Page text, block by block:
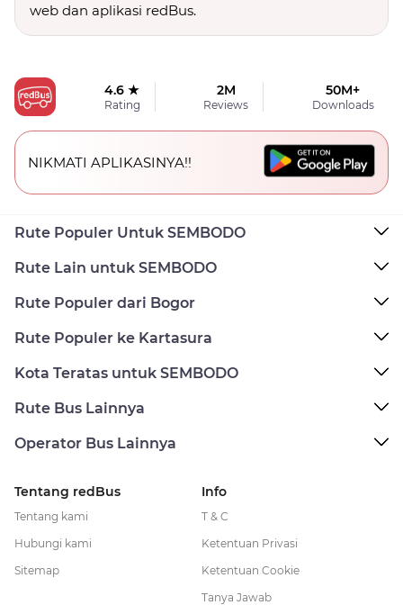
web dan aplikasi redBus.
4.6 ★
Rating
2M
Reviews
50M+
Downloads
NIKMATI APLIKASINYA!!
Rute Populer Untuk SEMBODO
Rute Lain untuk SEMBODO
Rute Populer dari Bogor
Rute Populer ke Kartasura
Kota Teratas untuk SEMBODO
Rute Bus Lainnya
Operator Bus Lainnya
Tentang redBus
Tentang kami
Hubungi kami
Sitemap
Info
T & C
Ketentuan Privasi
Ketentuan Cookie
Tanya Jawab